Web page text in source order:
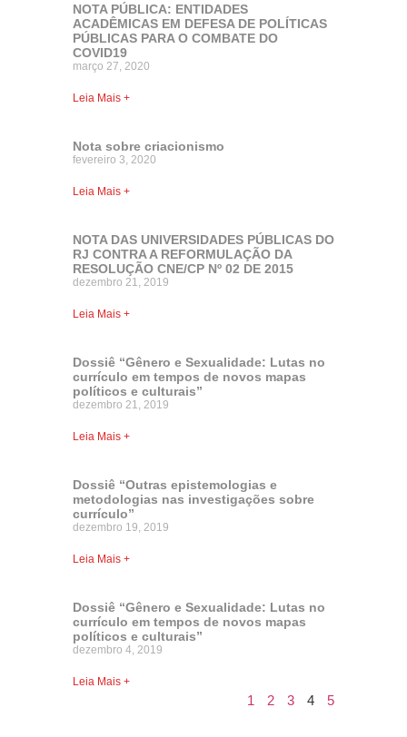
NOTA PÚBLICA: ENTIDADES
ACADÊMICAS EM DEFESA DE POLÍTICAS
PÚBLICAS PARA O COMBATE DO
COVID19
março 27, 2020
Leia Mais +
Nota sobre criacionismo
fevereiro 3, 2020
Leia Mais +
NOTA DAS UNIVERSIDADES PÚBLICAS DO
RJ CONTRA A REFORMULAÇÃO DA
RESOLUÇÃO CNE/CP Nº 02 DE 2015
dezembro 21, 2019
Leia Mais +
Dossiê “Gênero e Sexualidade: Lutas no
currículo em tempos de novos mapas
políticos e culturais”
dezembro 21, 2019
Leia Mais +
Dossiê “Outras epistemologias e
metodologias nas investigações sobre
currículo”
dezembro 19, 2019
Leia Mais +
Dossiê “Gênero e Sexualidade: Lutas no
currículo em tempos de novos mapas
políticos e culturais”
dezembro 4, 2019
Leia Mais +
1 2 3 4 5